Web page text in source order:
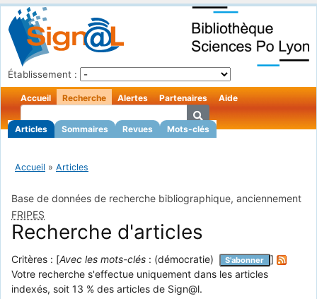
Établissement :
Accueil Recherche
Articles Sommaires Revues Mots-clés
Alertes Partenaires Aide
Accueil » Articles
Base de données de recherche bibliographique, anciennement
FRIPES
Recherche d'articles
Critères : [Avec les mots-clés : (démocratie) S'abonner
]
Votre recherche s'effectue uniquement dans les articles
indexés, soit 13 % des articles de Sign@l.